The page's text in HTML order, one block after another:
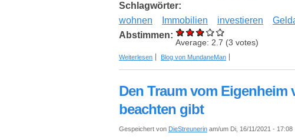
Schlagwörter:
wohnen
Immobilien investieren
Abstimmen:
Average: 2.7 (3 votes)
Weiterlesen über Immobilien in der Schweiz – Lohnt sich eine
Blog von MundaneMan
Den Traum vom Eigenheim
beachten gibt
Gespeichert von DieStreunerin am/um Di, 16/11/2021 - 17:08